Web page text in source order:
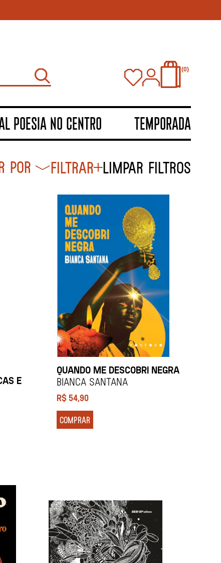
0
POESIA NO CENTRO TEMPORADA
Filtrar Limpar filtros
E
QUANDO ME DESCOBRI NEGRA
BIANCA SANTANA
R$54,90
COMPRAR